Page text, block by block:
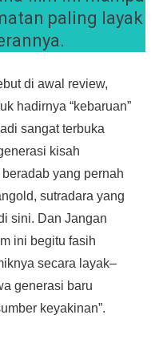
paling layak
di awal review,
hadirnya “kebaruan”
sangat terbuka
kisah
yang pernah
sutradara yang
sini. Dan Jangan
ini begitu fasih
secara layak–
generasi baru
keyakinan”.